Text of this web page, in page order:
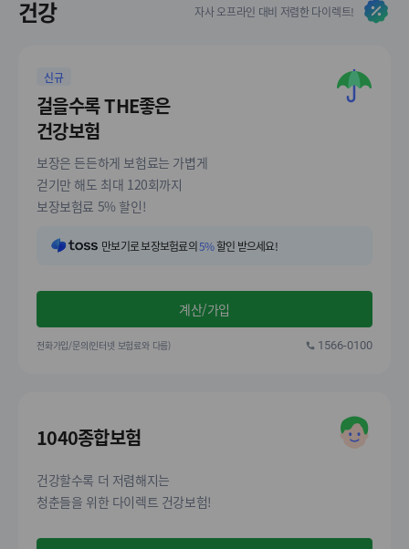
건강 자사 오프라인 대비 저렴한 다이렉트!
신규
걸을수록 THE좋은
건강보험
보장은 든든하게 보험료는 가볍게
걷기만 해도 최대 120회까지
보장보험료 5% 할인!
만보기로 보장보험료의5%할인 받으세요!
계산/가입
전화가입/문의(인터넷 보험료와 다름) 1566-0100
1040종합보험
건강할수록 더 저렴해지는
청춘들을 위한 다이렉트 건강보험!